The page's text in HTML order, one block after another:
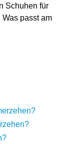
Schuhen für
passt am